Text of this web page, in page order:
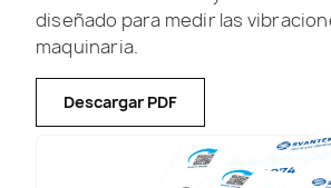
diseñado para medir las
maquinaria.
Descargar PDF